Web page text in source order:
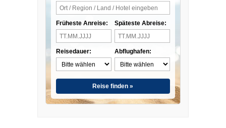
Früheste Anreise:
Reisedauer:
Späteste Abreise:
Abflughafen:
Reise finden »